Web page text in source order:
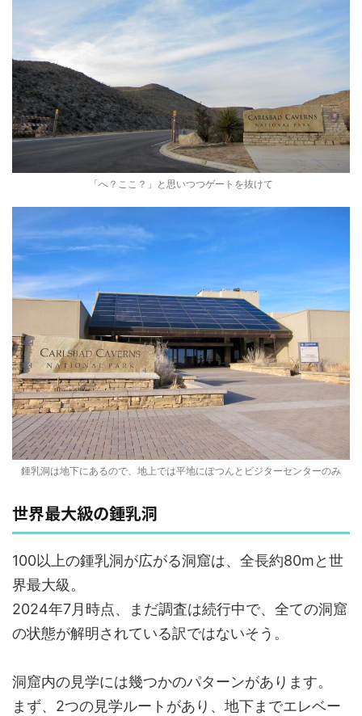
「へ？ここ？」と思いつつゲートを抜けて
鍾乳洞は地下にあるので、地上では平地にぽつんとビジターセンターのみ
世界最大級の鍾乳洞
100以上の鍾乳洞が広がる洞窟は、全長約80mと世
界最大級。
2024年7月時点、まだ調査は続行中で、全ての洞窟
の状態が解明されている訳ではないそう。
洞窟内の見学には幾つかのパターンがあります。
まず、2つの見学ルートがあり、地下までエレベー